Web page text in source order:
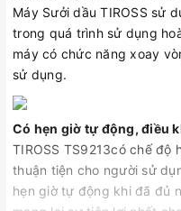
Máy Sưởi dầu TIROSS sử
trong quá trình sử dụng
máy có chức năng xoay
sử dụng.
Có hẹn giờ tự động, điều
TIROSS TS9213có chế
thuận tiện cho người sử
hẹn giờ tự động khi đã đủ